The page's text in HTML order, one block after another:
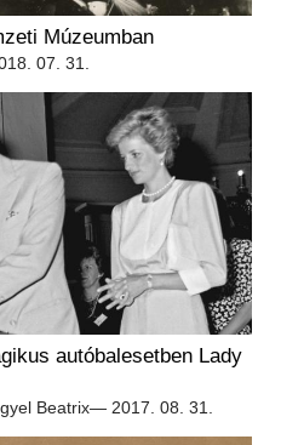
Múzeumban
07. 31.
autóbalesetben Lady
Beatrix— 2017. 08. 31.